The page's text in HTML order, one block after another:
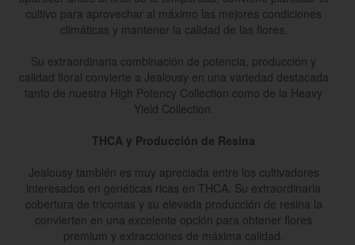
cultivo para aprovechar al máximo las mejores condiciones
climáticas y mantener la calidad de las flores.
Su extraordinaria combinación de potencia, producción y
calidad floral convierte a Jealousy en una variedad destacada
tanto de nuestra High Potency Collection como de la Heavy
Yield Collection.
THCA y Producción de Resina
Jealousy también es muy apreciada entre los cultivadores
interesados en genéticas ricas en THCA. Su extraordinaria
cobertura de tricomas y su elevada producción de resina la
convierten en una excelente opción para obtener flores
premium y extracciones de máxima calidad.